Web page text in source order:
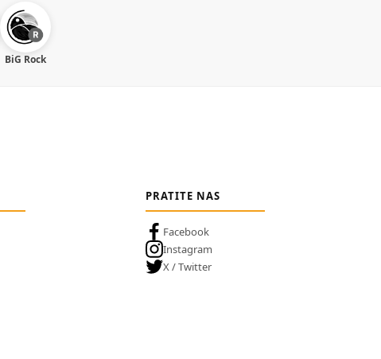
BiG Rock
PRATITE NAS
Facebook
Instagram
X / Twitter